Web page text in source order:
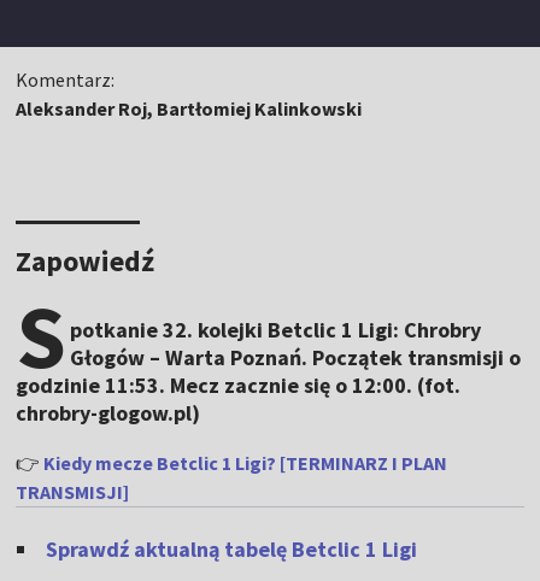
Komentarz:
Aleksander Roj, Bartłomiej Kalinkowski
Zapowiedź
S potkanie 32. kolejki Betclic 1 Ligi: Chrobry
Głogów – Warta Poznań. Początek transmisji o
godzinie 11:53. Mecz zacznie się o 12:00. (fot.
chrobry-glogow.pl)
👉 Kiedy mecze Betclic 1 Ligi? [TERMINARZ I PLAN
TRANSMISJI]
Sprawdź aktualną tabelę Betclic 1 Ligi